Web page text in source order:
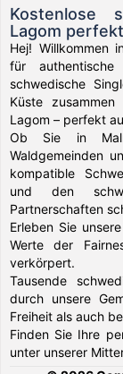
Kostenlose
Lagom
Hej! Willkommen
für authentische
schwedische
Küste
Lagom – perfekt
Ob Sie in
Waldgemeinden
kompatible
und den
Partnerschaften
Erleben Sie
Werte der
verkörpert.
Tausende
durch unsere
Freiheit als auch
Finden Sie Ihre
unter unserer